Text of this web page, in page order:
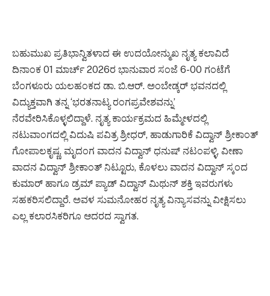
ಬಹುಮುಖ ಪ್ರತಿಭಾನ್ವಿತಳಾದ ಈ ಉದಯೋನ್ಮುಖ ನೃತ್ಯ ಕಲಾವಿದೆ
ದಿನಾಂಕ 01 ಮಾರ್ಚ್ 2026ರ ಭಾನುವಾರ ಸಂಜೆ 6-00 ಗಂಟೆಗೆ
ಬೆಂಗಳೂರು ಯಲಹಂಕದ ಡಾ. ಬಿ.ಆರ್. ಅಂಬೇಡ್ಕರ್ ಭವನದಲ್ಲಿ
ವಿದ್ಯುಕ್ತವಾಗಿ ತನ್ನ ‘ಭರತನಾಟ್ಯ ರಂಗಪ್ರವೇಶವನ್ನು’
ನೆರವೇರಿಸಿಕೊಳ್ಳಲಿದ್ದಾಳೆ. ನೃತ್ಯ ಕಾರ್ಯಕ್ರಮದ ಹಿಮ್ಮೇಳದಲ್ಲಿ
ನಟುವಾಂಗದಲ್ಲಿ ವಿದುಷಿ ಪವಿತ್ರ ಶ್ರೀಧರ್, ಹಾಡುಗಾರಿಕೆ ವಿದ್ವಾನ್ ಶ್ರೀಕಾಂತ್
ಗೋಪಾಲಕೃಷ್ಣ, ಮೃದಂಗ ವಾದನ ವಿದ್ವಾನ್ ಧನುಷ್ ನಟಂಪಳ್ಳಿ, ವೀಣಾ
ವಾದನ ವಿದ್ವಾನ್ ಶ್ರೀಕಾಂತ್ ನಿಟ್ಟೂರು, ಕೊಳಲು ವಾದನ ವಿದ್ವಾನ್ ಸ್ಕಂದ
ಕುಮಾರ್ ಹಾಗೂ ಡ್ರಮ್ ಪ್ಯಾಡ್ ವಿದ್ವಾನ್ ಮಿಥುನ್ ಶಕ್ತಿ ಇವರುಗಳು
ಸಹಕರಿಸಲಿದ್ದಾರೆ. ಅವಳ ಸುಮನೋಹರ ನೃತ್ಯ ವಿನ್ಯಾಸವನ್ನು ವೀಕ್ಷಿಸಲು
ಎಲ್ಲ ಕಲಾರಸಿಕರಿಗೂ ಆದರದ ಸ್ವಾಗತ.